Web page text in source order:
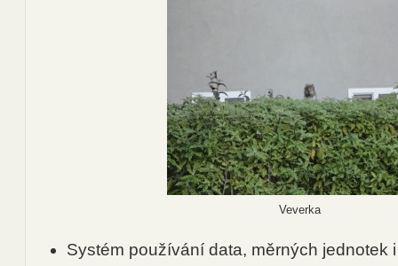
Veverka
Systém používání data, měrných jednotek